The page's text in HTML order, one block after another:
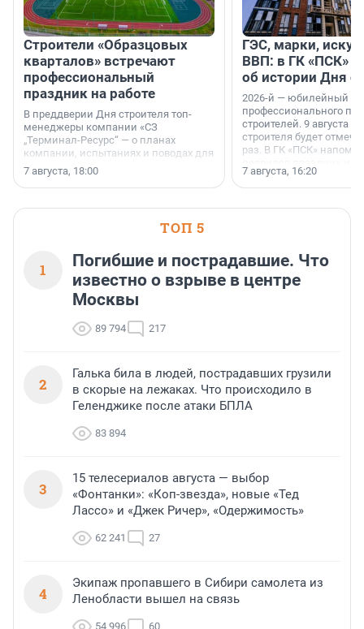
Строители «Образцовых
кварталов» встречают
профессиональный
праздник на работе
В преддверии Дня строителя топ-
менеджеры компании «СЗ
„Терминал-Ресурс“ — о планах
компании, испытаниях и поводах для
осторожного оптимизма.
7 августа, 18:00
ГЭС, марки,
ВВП: в ГК «ПСК»
об истории Дня
2026-й — юбилейный
профессионального
строителей. 9 августа
строителя будет
раз. В ГК «ПСК»
поменялась роль
7 августа, 16:20
ТОП 5
1
Погибшие и пострадавшие. Что
известно о взрыве в центре
Москвы
89 794 217
2
Галька била в людей, пострадавших грузили
в скорые на лежаках. Что происходило в
Геленджике после атаки БПЛА
83 894
3
15 телесериалов августа — выбор
«Фонтанки»: «Коп-звезда», новые «Тед
Лассо» и «Джек Ричер», «Одержимость»
62 241 27
4
Экипаж пропавшего в Сибири самолета из
Ленобласти вышел на связь
54 996 60